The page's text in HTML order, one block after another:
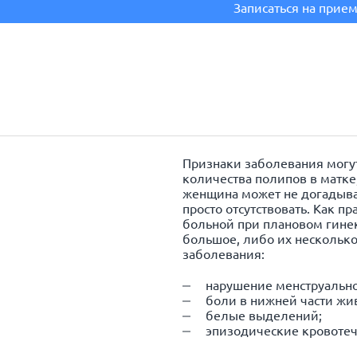
Записаться на прием
Признаки заболевания
количества полипов в
женщина может не
просто отсутствовать. Как
больной при плановом
большое, либо их
заболевания:
нарушение
боли в нижней части
белые выделений;
эпизодические